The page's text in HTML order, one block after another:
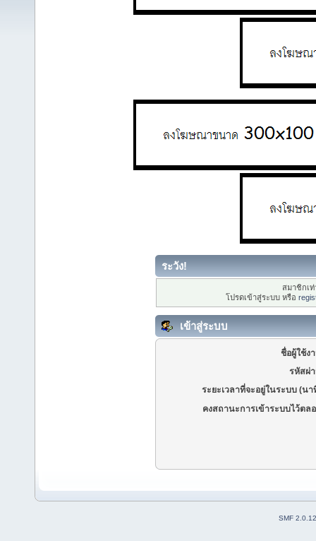
ระวัง!
สมาชิกเ
โปรดเข้าสู่ระบบ หรือ
เข้าสู่ระบบ
ชื่อผู้ใช้ง
รหัสผ่
ระยะเวลาที่จะอยู่ในระบบ (นา
คงสถานะการเข้าระบบไว้ตล
SMF 2.0.12